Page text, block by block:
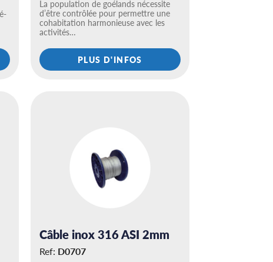
La population de goélands nécessite
d’être contrôlée pour permettre une
cohabitation harmonieuse avec les
activités…
PLUS D'INFOS
Câble inox 316 ASI 2mm
Ref: D0707